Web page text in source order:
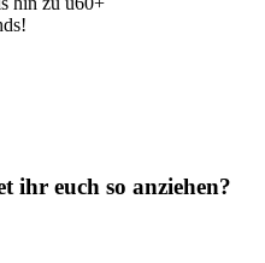
ihr euch so anziehen?